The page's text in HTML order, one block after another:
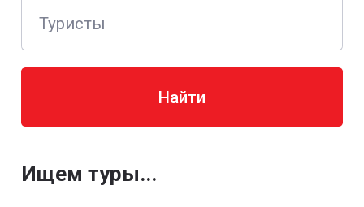
Туристы
Найти
Ищем туры...